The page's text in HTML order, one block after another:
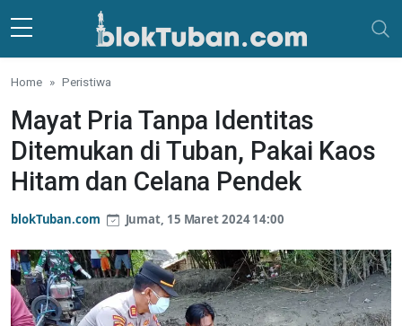
Skip to main content
Home Peristiwa
Mayat Pria Tanpa Identitas
Ditemukan di Tuban, Pakai Kaos
Hitam dan Celana Pendek
blokTuban.com Jumat, 15 Maret 2024 14:00